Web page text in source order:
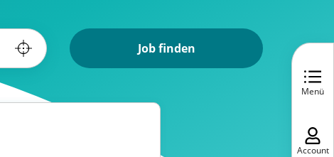
Job finden
Menü
Account